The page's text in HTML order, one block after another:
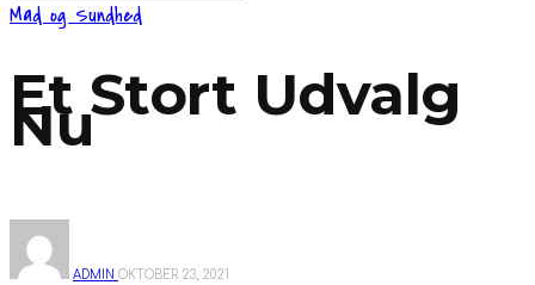
Mad og Sundhed
Et Stort Udvalg
Nu
ADMIN OKTOBER 23, 2021